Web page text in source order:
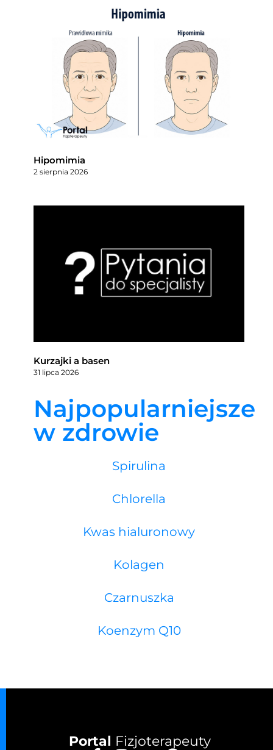
Hipomimia
2 sierpnia 2026
Kurzajki a basen
31 lipca 2026
Najpopularniejsze
w zdrowie
Spirulina
Chlorella
Kwas hialuronowy
Kolagen
Czarnuszka
Koenzym Q10
Portal Fizjoterapeuty